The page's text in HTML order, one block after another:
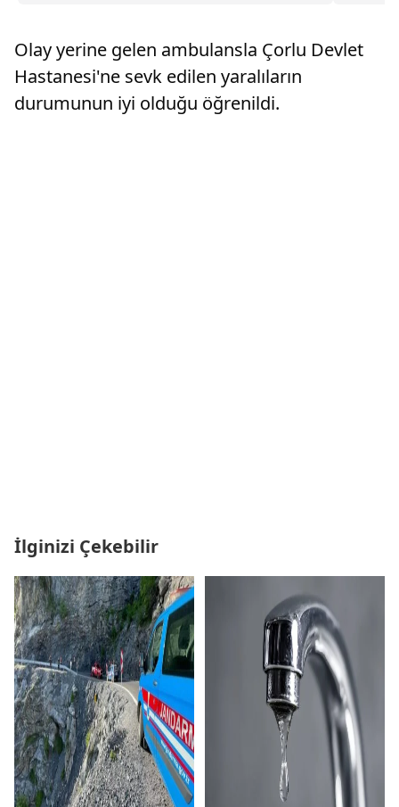
mahsur kaldığı ...
Olay yerine gelen ambulansla Çorlu Devlet
Hastanesi'ne sevk edilen yaralıların
durumunun iyi olduğu öğrenildi.
İlginizi Çekebilir